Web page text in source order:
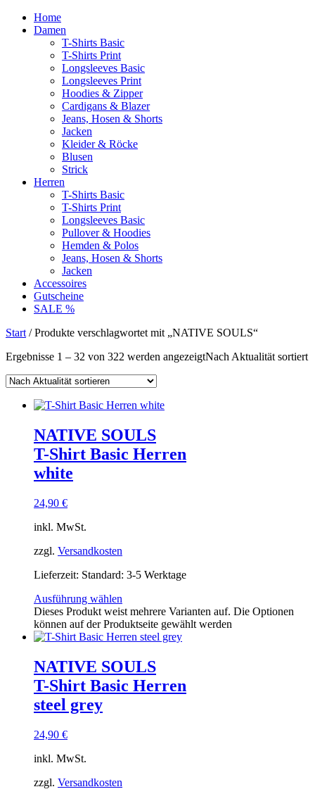
Home
Damen
T-Shirts Basic
T-Shirts Print
Longsleeves Basic
Longsleeves Print
Hoodies & Zipper
Cardigans & Blazer
Jeans, Hosen & Shorts
Jacken
Kleider & Röcke
Blusen
Strick
Herren
T-Shirts Basic
T-Shirts Print
Longsleeves Basic
Pullover & Hoodies
Hemden & Polos
Jeans, Hosen & Shorts
Jacken
Accessoires
Gutscheine
SALE %
Start / Produkte verschlagwortet mit „NATIVE SOULS“
Ergebnisse 1 – 32 von 322 werden angezeigtNach Aktualität sortiert
NATIVE SOULS
T-Shirt Basic Herren
white
24,90 €
inkl. MwSt.
zzgl. Versandkosten
Lieferzeit: Standard: 3-5 Werktage
Ausführung wählen
Dieses Produkt weist mehrere Varianten auf. Die Optionen
können auf der Produktseite gewählt werden
NATIVE SOULS
T-Shirt Basic Herren
steel grey
24,90 €
inkl. MwSt.
zzgl. Versandkosten